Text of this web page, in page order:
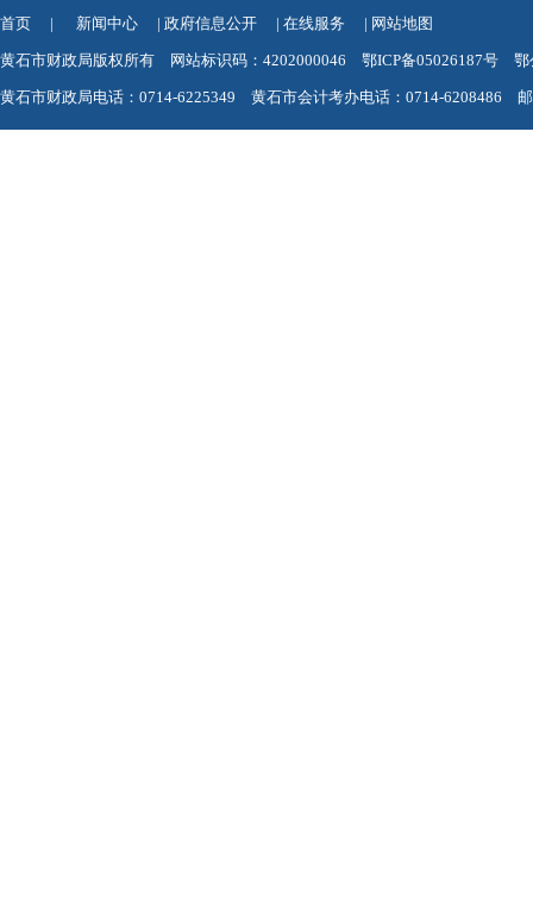
首页 | 新闻中心 | 政府信息公开 | 在线服务 | 网站地图
黄石市财政局版权所有 网站标识码：4202000046 鄂ICP备05026187号 鄂
黄石市财政局电话：0714-6225349 黄石市会计考办电话：0714-6208486